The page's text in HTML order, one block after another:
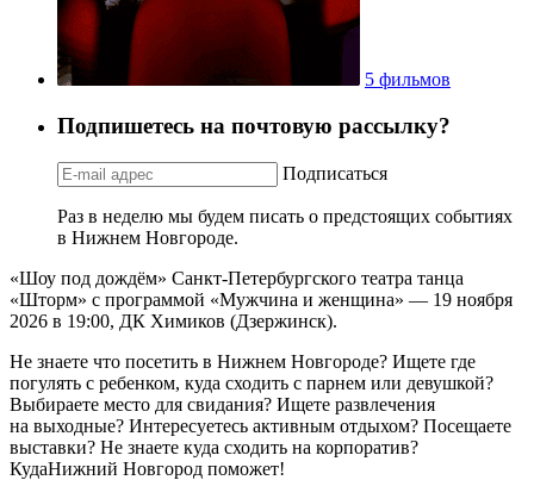
5 фильмов
Подпишетесь на почтовую рассылку?
Подписаться
Раз в неделю мы будем писать о предстоящих событиях
в Нижнем Новгороде.
«Шоу под дождём» Санкт-Петербургского театра танца
«Шторм» с программой «Мужчина и женщина» — 19 ноября
2026 в 19:00, ДК Химиков (Дзержинск).
Не знаете что посетить в Нижнем Новгороде? Ищете где
погулять с ребенком, куда сходить с парнем или девушкой?
Выбираете место для свидания? Ищете развлечения
на выходные? Интересуетесь активным отдыхом? Посещаете
выставки? Не знаете куда сходить на корпоратив?
КудаНижний Новгород поможет!